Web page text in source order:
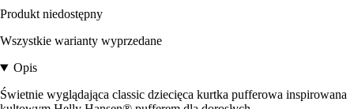
Produkt niedostępny
Wszystkie warianty wyprzedane
Opis
Świetnie wyglądająca classic dziecięca kurtka pufferowa inspirowana